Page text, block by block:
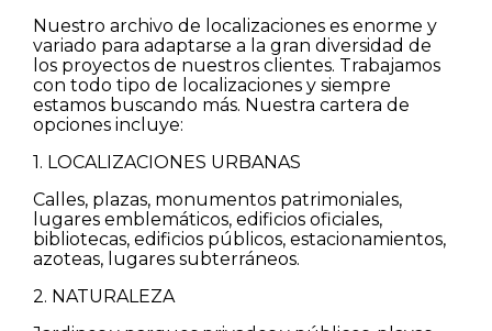
Casas
Pisos
Calles
Nuestro archivo de localizaciones es enorme y
variado para adaptarse a la gran diversidad de
los proyectos de nuestros clientes. Trabajamos
con todo tipo de localizaciones y siempre
estamos buscando más. Nuestra cartera de
opciones incluye:
1. LOCALIZACIONES URBANAS
Calles, plazas, monumentos patrimoniales,
lugares emblemáticos, edificios oficiales,
bibliotecas, edificios públicos, estacionamientos,
azoteas, lugares subterráneos.
2. NATURALEZA